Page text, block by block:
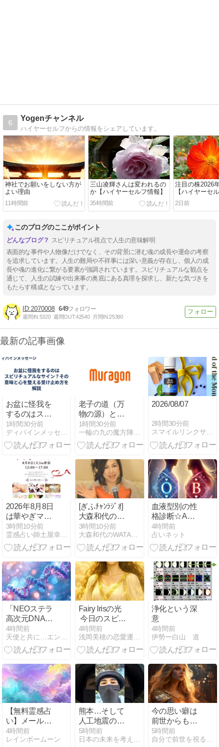
6
Yogenチャンネル
ハイヤーセルフからの情報をシェアしています。
神社でお願いをしない方が
よい理由
11時間前
三山凌輝さんは変われるの
か【ハイヤーセルフ情報】
35時間前
注目の株2026
【ハイヤーセ
2日前
このブログのここがポイント
スピリチュアル視点で人生の意味解明
表面的な事件や人物像だけでなく、その背景に潜む魂の成長や運命の考察
を追求しています。人生の難局や不祥事には深い意義が存在し、個人の成
長や魂の進化に繋がる要素が強調されています。スピリチュアルな観点を
通じて、人生の試練や出来事の奥底にある真理を探求し、新たな気づきを
もたらす構成となっています。
2070008 649
週間IN:5320 週間OUT:42540 月間IN:25390
最新の記事画像
お盆に怪我を
するのはスピ
リチュアルな
サイン？その
意味と心を整
方を解説
1時間30分前
ディバインメッセージ｜スピリチュアルな意味を解説
老子の道（万
物の源）と徳
第７０章 わが
言は甚(はな
は)だ知り易く
グレー（分子
波動・中庸・
中道）から白
（量子波動・
中性子）に移
行する
1時間30分前
一輪の九の魔方陣「老子の道と徳（言霊の経綸）」の花が咲く
2026/08/07
2時間30分前
スマイルリンクサロン ミューズデュオ
2026年8月8日
は華やぎマル
シェに出演し
ます
3時間10分前
霊感占い師土屋幸宏のブログ
[ぎふﾁｬﾝﾗｼﾞｵ]
大森和代の生
きてるだけで
まるもうけ
(8/1放送分)
3時間10分前
大森和代のWATARASEまっせ！！
血液型別の性
格診断☆A
型・B型・O
型・AB型の特
徴と隠れた一
4時間前
占いネット
「NEOステラ
高次元DNAコ
ード全部入れ
ます」のご感
想
4時間前
天使と共に…エンジェルカウンセラー 聖蓮
Fairy Irisの光
今日のスピリ
チュアルメッ
セージ
4時間前
浅岡美穂の恋愛運UPしま専科 Be happy tog…
浄化という深
意
4時間前
伊勢ー白山 道
【無料霊感占
い】メール鑑
定のご案内
4時間前
レインボームーン
熊本…そして
人工地震のア
レコレと誤情
報について考
5時間前
日本の未来を考えている主婦 ときえ
今の思い癖は
前世からも引
きずっていた
と気付いたら
5時間前
自分で前世を視る講座☆海月彩音（みづきあやね）